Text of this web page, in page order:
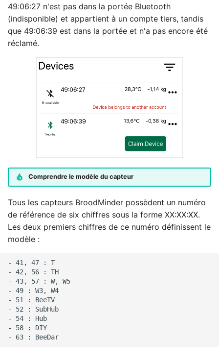
49:06:27 n'est pas dans la portée Bluetooth
(indisponible) et appartient à un compte tiers, tandis
que 49:06:39 est dans la portée et n'a pas encore été
réclamé.
Comprendre le modèle du capteur
Tous les capteurs BroodMinder possèdent un numéro
de référence de six chiffres sous la forme XX:XX:XX.
Les deux premiers chiffres de ce numéro définissent le
modèle :
- 41, 47 : T
- 42, 56 : TH
- 43, 57 : W, W5
- 49 : W3, W4
- 51 : BeeTV
- 52 : SubHub
- 54 : Hub
- 58 : DIY